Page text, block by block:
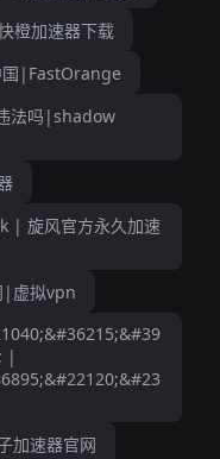
橙加速器下载
|FastOrange
法吗|shadow
| 旋风官方永久加速
|虚拟vpn
|
加速器官网